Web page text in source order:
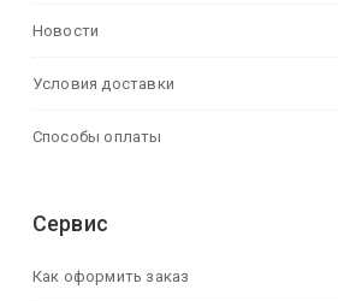
Новости
Условия доставки
Способы оплаты
Сервис
Как оформить заказ